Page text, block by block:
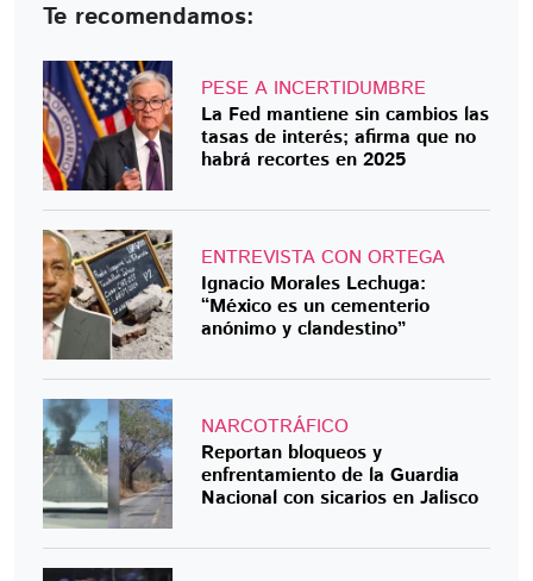
Te recomendamos:
PESE A INCERTIDUMBRE
La Fed mantiene sin cambios las
tasas de interés; afirma que no
habrá recortes en 2025
ENTREVISTA CON ORTEGA
Ignacio Morales Lechuga:
“México es un cementerio
anónimo y clandestino”
NARCOTRÁFICO
Reportan bloqueos y
enfrentamiento de la Guardia
Nacional con sicarios en Jalisco